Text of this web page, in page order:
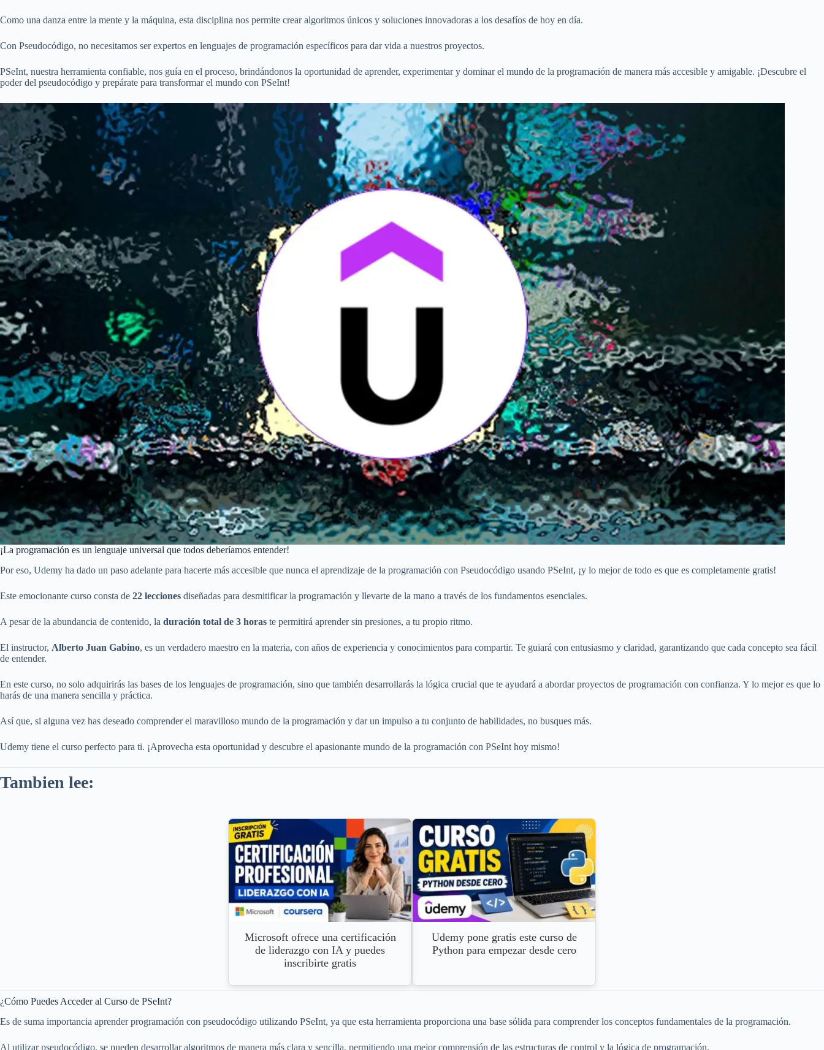
Como una danza entre la mente y la máquina, esta disciplina nos permite crear algoritmos únicos y soluciones innovadoras a los desafíos de hoy en día.
Con Pseudocódigo, no necesitamos ser expertos en lenguajes de programación específicos para dar vida a nuestros proyectos.
PSeInt, nuestra herramienta confiable, nos guía en el proceso, brindándonos la oportunidad de aprender, experimentar y dominar el mundo de la programación de manera más accesible y amigable. ¡Descubre el
poder del pseudocódigo y prepárate para transformar el mundo con PSeInt!
¡La programación es un lenguaje universal que todos deberíamos entender!
Por eso, Udemy ha dado un paso adelante para hacerte más accesible que nunca el aprendizaje de la programación con Pseudocódigo usando PSeInt, ¡y lo mejor de todo es que es completamente gratis!
Este emocionante curso consta de 22 lecciones diseñadas para desmitificar la programación y llevarte de la mano a través de los fundamentos esenciales.
A pesar de la abundancia de contenido, la duración total de 3 horas te permitirá aprender sin presiones, a tu propio ritmo.
El instructor, Alberto Juan Gabino, es un verdadero maestro en la materia, con años de experiencia y conocimientos para compartir. Te guiará con entusiasmo y claridad, garantizando que cada concepto sea fácil
de entender.
En este curso, no solo adquirirás las bases de los lenguajes de programación, sino que también desarrollarás la lógica crucial que te ayudará a abordar proyectos de programación con confianza. Y lo mejor es que lo
harás de una manera sencilla y práctica.
Así que, si alguna vez has deseado comprender el maravilloso mundo de la programación y dar un impulso a tu conjunto de habilidades, no busques más.
Udemy tiene el curso perfecto para ti. ¡Aprovecha esta oportunidad y descubre el apasionante mundo de la programación con PSeInt hoy mismo!
Tambien lee:
Microsoft ofrece una certificación
de liderazgo con IA y puedes
inscribirte gratis
Udemy pone gratis este curso de
Python para empezar desde cero
¿Cómo Puedes Acceder al Curso de PSeInt?
Es de suma importancia aprender programación con pseudocódigo utilizando PSeInt, ya que esta herramienta proporciona una base sólida para comprender los conceptos fundamentales de la programación.
Al utilizar pseudocódigo, se pueden desarrollar algoritmos de manera más clara y sencilla, permitiendo una mejor comprensión de las estructuras de control y la lógica de programación.